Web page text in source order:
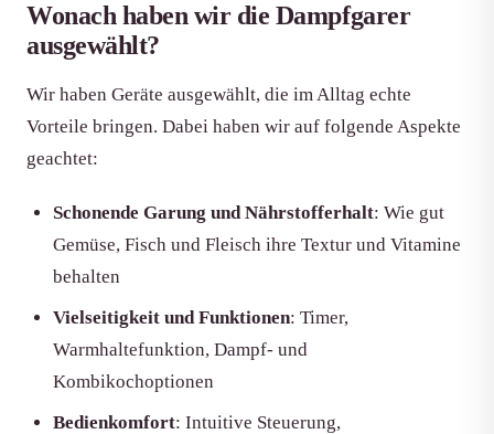
Wonach haben wir die Dampfgarer
ausgewählt?
Wir haben Geräte ausgewählt, die im Alltag echte
Vorteile bringen. Dabei haben wir auf folgende Aspekte
geachtet:
Schonende Garung und Nährstofferhalt: Wie gut
Gemüse, Fisch und Fleisch ihre Textur und Vitamine
behalten
Vielseitigkeit und Funktionen: Timer,
Warmhaltefunktion, Dampf- und
Kombikochoptionen
Bedienkomfort: Intuitive Steuerung,